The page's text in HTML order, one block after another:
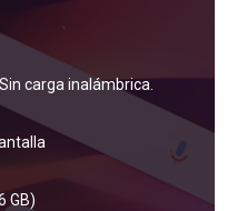
carga inalámbrica.
GB)